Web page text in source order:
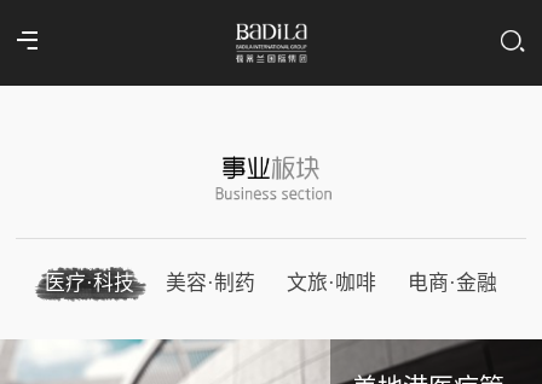
医疗·科技 美容·制药 文旅·咖啡 电商·金融